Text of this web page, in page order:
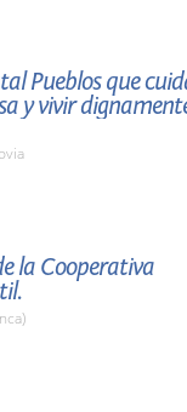
Pueblos que
y vivir
la Cooperativa